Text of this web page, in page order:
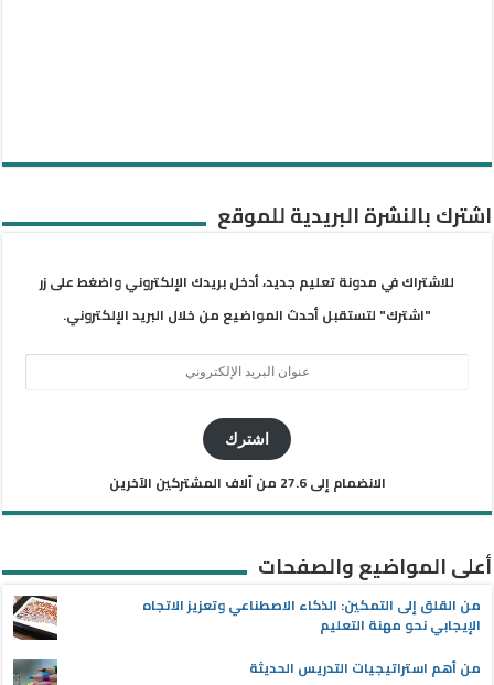
اشترك بالنشرة البريدية للموقع
للاشتراك في مدونة تعليم جديد، أدخل بريدك الإلكتروني واضغط على زر
"اشترك" لتستقبل أحدث المواضيع من خلال البريد الإلكتروني.
اشترك
الانضمام إلى 27.6 من آلاف المشتركين الآخرين
أعلى المواضيع والصفحات
من القلق إلى التمكين: الذكاء الاصطناعي وتعزيز الاتجاه
الإيجابي نحو مهنة التعليم
من أهم استراتيجيات التدريس الحديثة